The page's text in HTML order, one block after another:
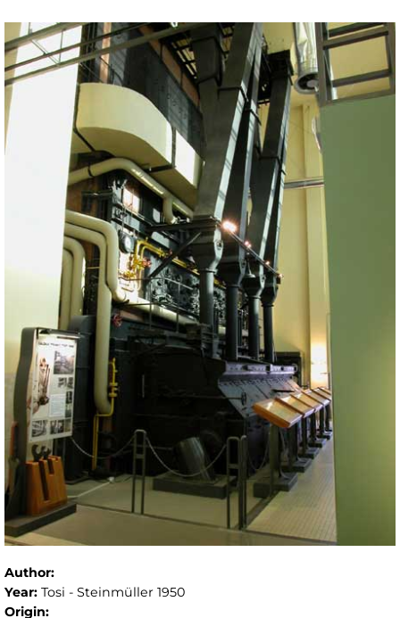
Author:
Year: Tosi - Steinmüller 1950
Origin: